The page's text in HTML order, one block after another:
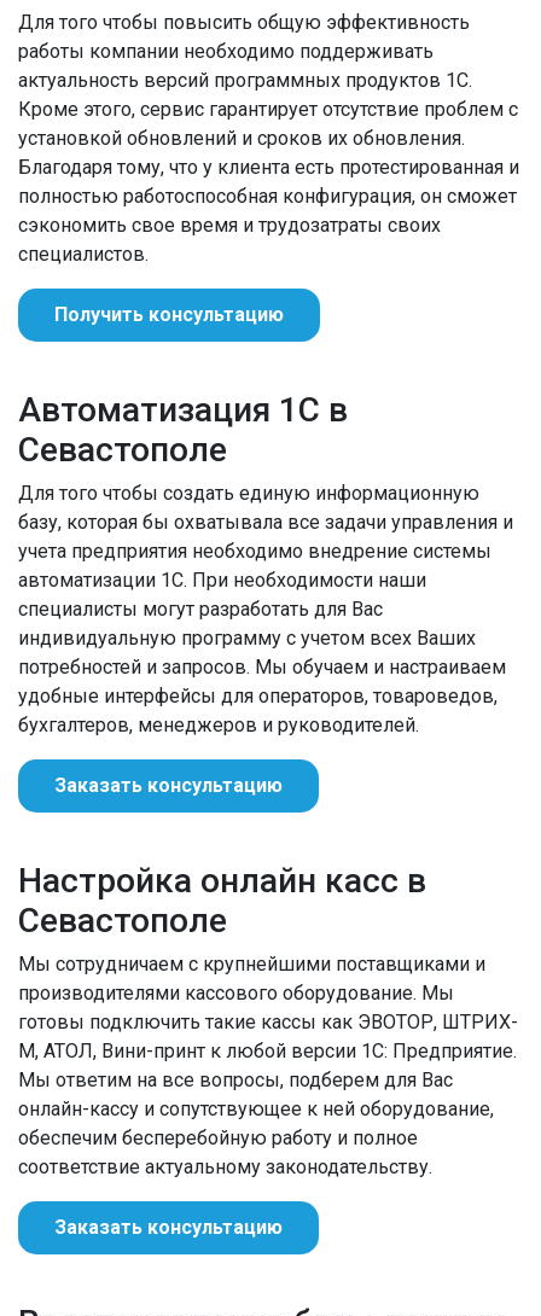
Для того чтобы повысить общую эффективность
работы компании необходимо поддерживать
актуальность версий программных продуктов 1С.
Кроме этого, сервис гарантирует отсутствие проблем с
установкой обновлений и сроков их обновления.
Благодаря тому, что у клиента есть протестированная и
полностью работоспособная конфигурация, он сможет
сэкономить свое время и трудозатраты своих
специалистов.
Получить консультацию
Автоматизация 1С в
Севастополе
Для того чтобы создать единую информационную
базу, которая бы охватывала все задачи управления и
учета предприятия необходимо внедрение системы
автоматизации 1С. При необходимости наши
специалисты могут разработать для Вас
индивидуальную программу с учетом всех Ваших
потребностей и запросов. Мы обучаем и настраиваем
удобные интерфейсы для операторов, товароведов,
бухгалтеров, менеджеров и руководителей.
Заказать консультацию
Настройка онлайн касс в
Севастополе
Мы сотрудничаем с крупнейшими поставщиками и
производителями кассового оборудование. Мы
готовы подключить такие кассы как ЭВОТОР, ШТРИХ-
М, АТОЛ, Вини-принт к любой версии 1С: Предприятие.
Мы ответим на все вопросы, подберем для Вас
онлайн-кассу и сопутствующее к ней оборудование,
обеспечим бесперебойную работу и полное
соответствие актуальному законодательству.
Заказать консультацию